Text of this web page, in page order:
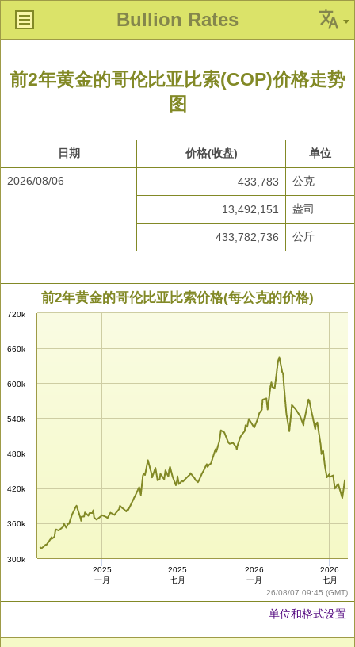
Bullion Rates
前2年黄金的哥伦比亚比索(COP)价格走势
图
日期 价格(收盘) 单位
2026/08/06 433,783 公克
13,492,151 盎司
433,782,736 公斤
26/08/07 09:45 (GMT)
前2年黄金的哥伦比亚比索价格(每公克的价格)
300k
360k
420k
480k
540k
600k
660k
720k
2025
一月
2025
七月
2026
一月
2026
七月
单位和格式设置